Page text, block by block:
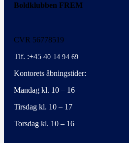
Boldklubben FREM
CVR 56778519
Tlf. :+45 40 14 94 69
Kontorets åbningstider:
Mandag kl. 10 – 16
Tirsdag kl. 10 – 17
Torsdag kl. 10 – 16